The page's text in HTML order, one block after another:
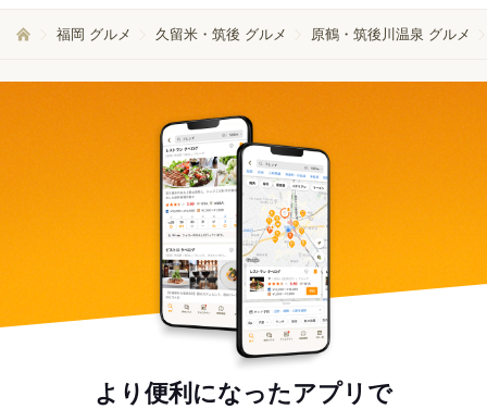
福岡 グルメ 久留米・筑後 グルメ 原鶴・筑後川温泉 グルメ
より便利になったアプリで